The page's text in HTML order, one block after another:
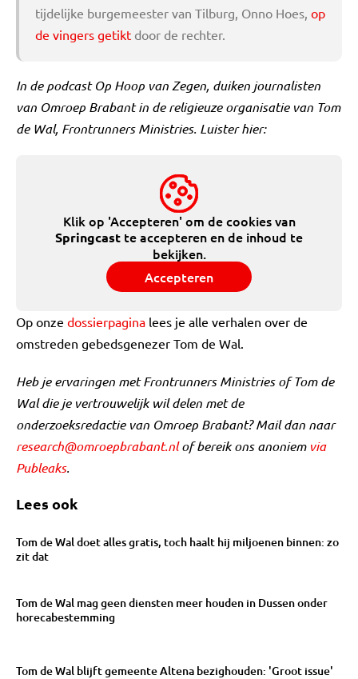
tijdelijke burgemeester van Tilburg, Onno Hoes, op
de vingers getikt door de rechter.
In de podcast Op Hoop van Zegen, duiken journalisten
van Omroep Brabant in de religieuze organisatie van Tom
de Wal, Frontrunners Ministries. Luister hier:
Klik op 'Accepteren' om de cookies van
Springcast te accepteren en de inhoud te
bekijken.
Accepteren
Op onze dossierpagina lees je alle verhalen over de
omstreden gebedsgenezer Tom de Wal.
Heb je ervaringen met Frontrunners Ministries of Tom de
Wal die je vertrouwelijk wil delen met de
onderzoeksredactie van Omroep Brabant? Mail dan naar
research@omroepbrabant.nl of bereik ons anoniem via
Publeaks.
Lees ook
Tom de Wal doet alles gratis, toch haalt hij miljoenen binnen: zo
zit dat
Tom de Wal mag geen diensten meer houden in Dussen onder
horecabestemming
Tom de Wal blijft gemeente Altena bezighouden: 'Groot issue'